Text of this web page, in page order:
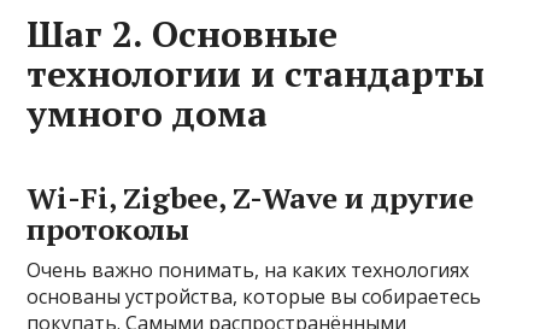
Шаг 2. Основные
технологии и стандарты
умного дома
Wi-Fi, Zigbee, Z-Wave и другие
протоколы
Очень важно понимать, на каких технологиях
основаны устройства, которые вы собираетесь
покупать. Самыми распространёнными